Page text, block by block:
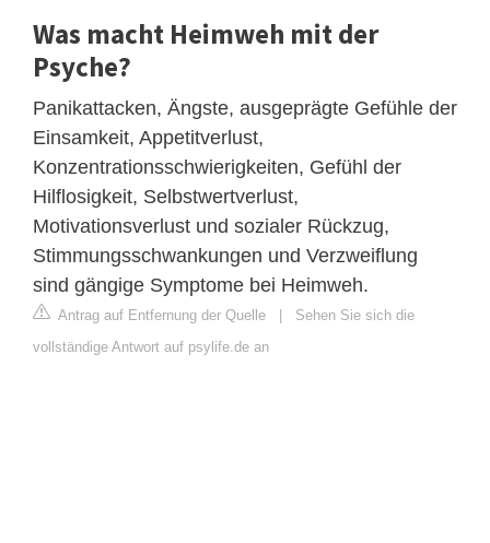
Was macht Heimweh mit der
Psyche?
Panikattacken, Ängste, ausgeprägte Gefühle der
Einsamkeit, Appetitverlust,
Konzentrationsschwierigkeiten, Gefühl der
Hilflosigkeit, Selbstwertverlust,
Motivationsverlust und sozialer Rückzug,
Stimmungsschwankungen und Verzweiflung
sind gängige Symptome bei Heimweh.
Antrag auf Entfernung der Quelle | Sehen Sie sich die
vollständige Antwort auf psylife.de an